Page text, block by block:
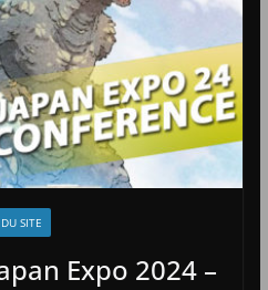
SITE
Expo 2024 –